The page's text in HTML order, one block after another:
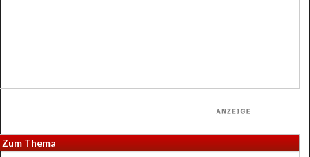
Zum Thema